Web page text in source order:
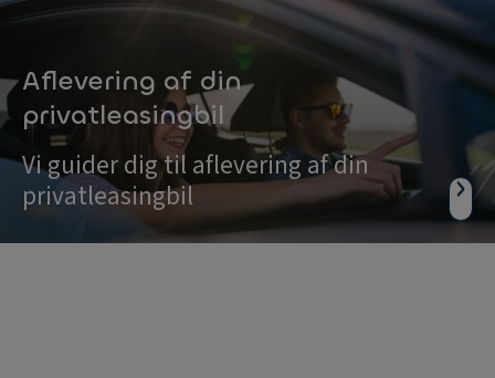
Aflevering af din
privatleasingbil
Vi guider dig til aflevering af din
privatleasingbil